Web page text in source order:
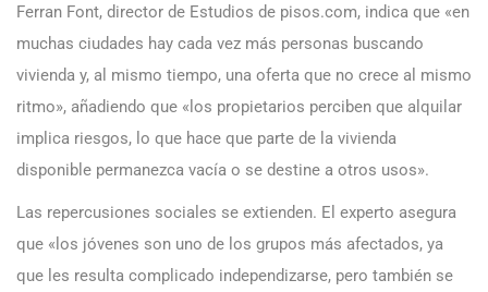
Ferran Font, director de Estudios de pisos.com, indica que «en
muchas ciudades hay cada vez más personas buscando
vivienda y, al mismo tiempo, una oferta que no crece al mismo
ritmo», añadiendo que «los propietarios perciben que alquilar
implica riesgos, lo que hace que parte de la vivienda
disponible permanezca vacía o se destine a otros usos».
Las repercusiones sociales se extienden. El experto asegura
que «los jóvenes son uno de los grupos más afectados, ya
que les resulta complicado independizarse, pero también se